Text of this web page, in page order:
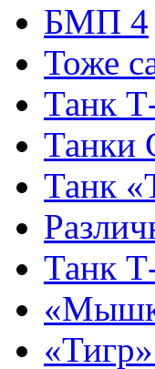
БМП 4
Тоже
Танк
Танки
Танк
Танк